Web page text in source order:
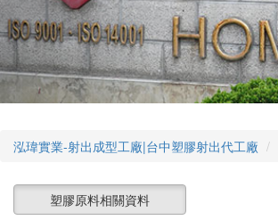
泓瑋實業-射出成型工廠|台中塑膠射出代工廠
塑膠原料相關資料